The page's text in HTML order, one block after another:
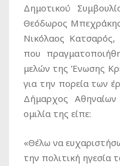
Δημοτικού
Θεόδωρος
Νικόλαος
που
μελών της Ένωσης
για την πορεία των
Δήμαρχος
ομιλία της είπε:
«Θέλω να
την πολιτική ηγεσία